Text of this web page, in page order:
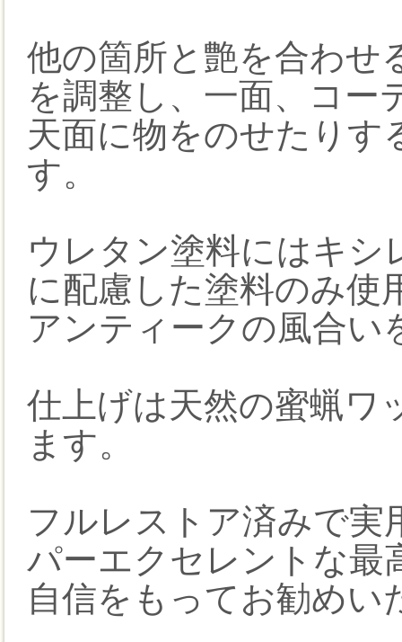
他の箇所と艶を合わせ
を調整し、一面、コー
天面に物をのせたりす
す。
ウレタン塗料にはキシ
に配慮した塗料のみ使
アンティークの風合い
仕上げは天然の蜜蝋ワ
ます。
フルレストア済みで実
パーエクセレントな最
自信をもってお勧めい